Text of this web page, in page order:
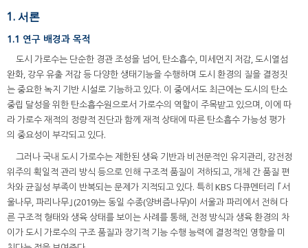
1. 서론
1.1 연구 배경과 목적
도시 가로수는 단순한 경관 조성을 넘어, 탄소흡수, 미세먼지 저감, 도시열섬
완화, 강우 유출 저감 등 다양한 생태기능을 수행하며 도시 환경의 질을 결정짓
는 중요한 녹지 기반 시설로 기능하고 있다. 이 중에서도 최근에는 도시의 탄소
중립 달성을 위한 탄소흡수원으로서 가로수의 역할이 주목받고 있으며, 이에 따
라 가로수 재적의 정량적 진단과 함께 재적 상태에 따른 탄소흡수 가능성 평가
의 중요성이 부각되고 있다.
그러나 국내 도시 가로수는 제한된 생육 기반과 비전문적인 유지관리, 강전정
위주의 획일적 관리 방식 등으로 인해 구조적 품질이 저하되고, 개체 간 품질 편
차와 균질성 부족이 반복되는 문제가 지적되고 있다. 특히 KBS 다큐멘터리 ｢서
울나무, 파리나무｣(2019)는 동일 수종(양버즘나무)이 서울과 파리에서 전혀 다
른 구조적 형태와 생육 상태를 보이는 사례를 통해, 전정 방식과 생육 환경의 차
이가 도시 가로수의 구조 품질과 장기적 기능 수행 능력에 결정적인 영향을 미